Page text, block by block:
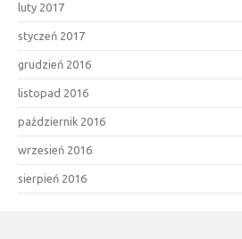
luty 2017
styczeń 2017
grudzień 2016
listopad 2016
październik 2016
wrzesień 2016
sierpień 2016